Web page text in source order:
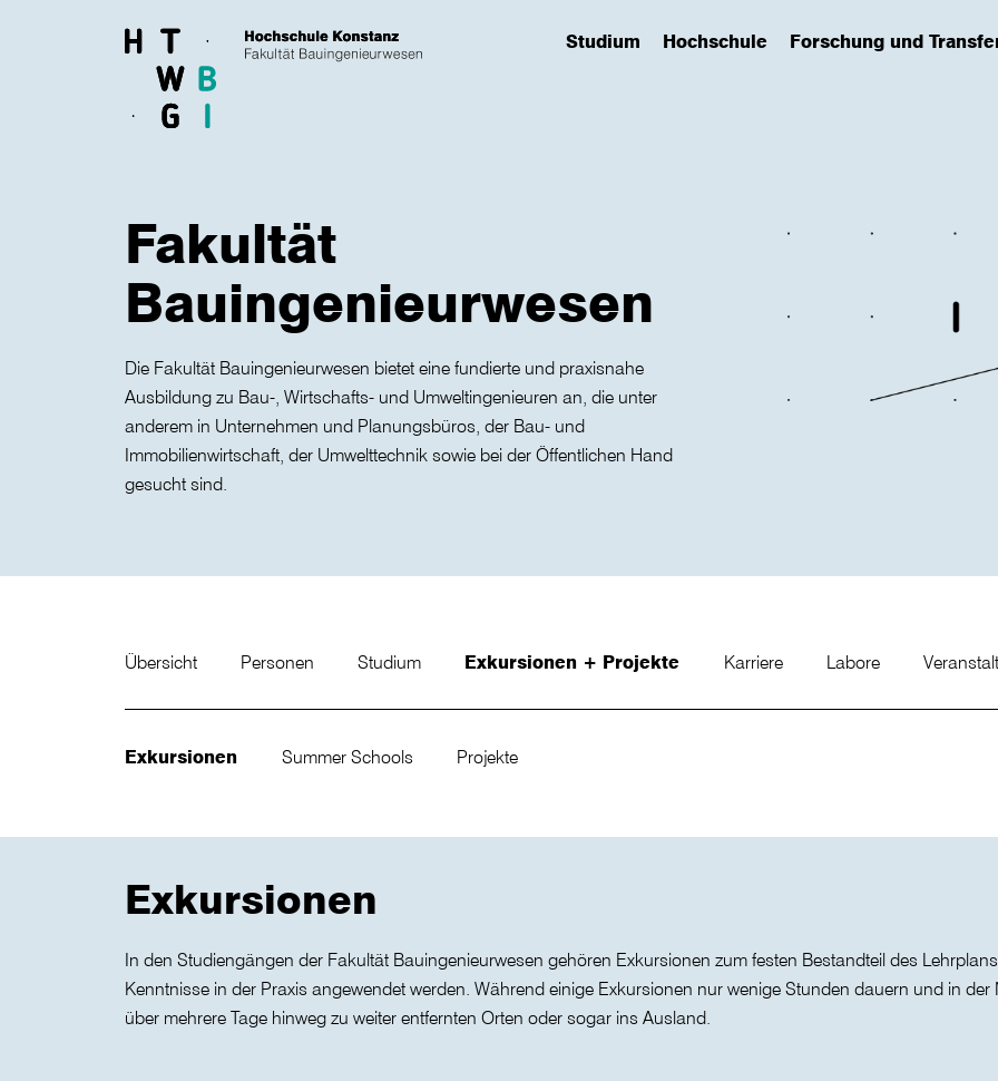
Studium
(has submenu)Hochschule
(has submenu)Forschung und
(has submenu)
Fakultät
Bauingenieurwesen
Die Fakultät Bauingenieurwesen bietet eine fundierte und praxisnahe
Ausbildung zu Bau-, Wirtschafts- und Umweltingenieuren an, die unter
anderem in Unternehmen und Planungsbüros, der Bau- und
Immobilienwirtschaft, der Umwelttechnik sowie bei der Öffentlichen Hand
gesucht sind.
Übersicht Personen Studium Exkursionen + Projekte Karriere Labore
Exkursionen Summer Schools Projekte
Exkursionen
In den Studiengängen der Fakultät Bauingenieurwesen gehören Exkursionen zum festen Bestandteil des
Kenntnisse in der Praxis angewendet werden. Während einige Exkursionen nur wenige Stunden dauern und in
über mehrere Tage hinweg zu weiter entfernten Orten oder sogar ins Ausland.